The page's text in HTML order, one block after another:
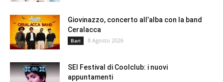
Giovinazzo, concerto all’alba con la band
Ceralacca
Bari 8 Agosto 2026
SEI Festival di Coolclub: i nuovi
appuntamenti